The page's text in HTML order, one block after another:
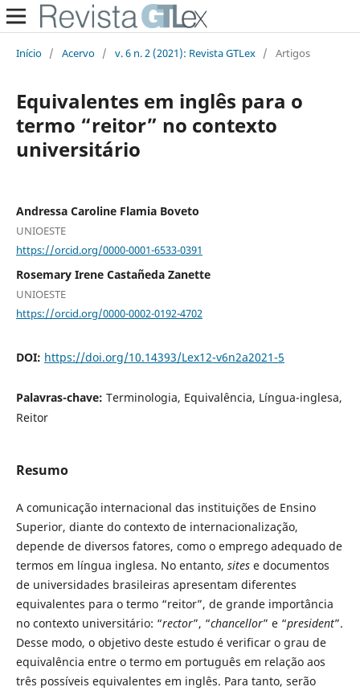
Início / Acervo / v. 6 n. 2 (2021): Revista GTLex / Artigos
Equivalentes em inglês para o
termo “reitor” no contexto
universitário
Andressa Caroline Flamia Boveto
UNIOESTE
https://orcid.org/0000-0001-6533-0391
Rosemary Irene Castañeda Zanette
UNIOESTE
https://orcid.org/0000-0002-0192-4702
DOI: https://doi.org/10.14393/Lex12-v6n2a2021-5
Palavras-chave: Terminologia, Equivalência, Língua-inglesa,
Reitor
Resumo
A comunicação internacional das instituições de Ensino
Superior, diante do contexto de internacionalização,
depende de diversos fatores, como o emprego adequado de
termos em língua inglesa. No entanto, sitese documentos
de universidades brasileiras apresentam diferentes
equivalentes para o termo “reitor”, de grande importância
no contexto universitário: “rector”, “chancellor” e “president”.
Desse modo, o objetivo deste estudo é verificar o grau de
equivalência entre o termo em português em relação aos
três possíveis equivalentes em inglês. Para tanto, serão